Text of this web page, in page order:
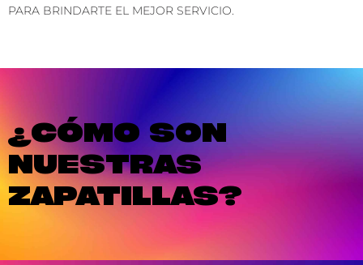
PARA BRINDARTE EL MEJOR SERVICIO.
¿CÓMO SON
NUESTRAS
ZAPATILLAS?